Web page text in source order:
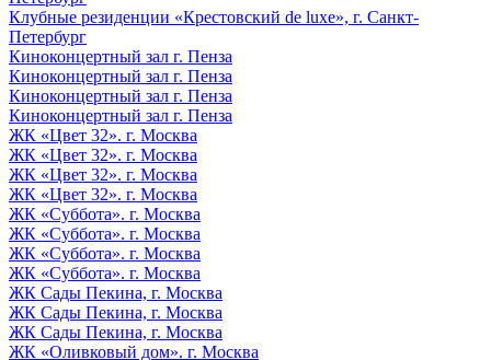
Клубные резиденции «Крестовский de luxe», г. Санкт-
Петербург
Киноконцертный зал г. Пенза
Киноконцертный зал г. Пенза
Киноконцертный зал г. Пенза
Киноконцертный зал г. Пенза
ЖК «Цвет 32». г. Москва
ЖК «Цвет 32». г. Москва
ЖК «Цвет 32». г. Москва
ЖК «Цвет 32». г. Москва
ЖК «Суббота». г. Москва
ЖК «Суббота». г. Москва
ЖК «Суббота». г. Москва
ЖК «Суббота». г. Москва
ЖК Сады Пекина, г. Москва
ЖК Сады Пекина, г. Москва
ЖК Сады Пекина, г. Москва
ЖК «Оливковый дом». г. Москва